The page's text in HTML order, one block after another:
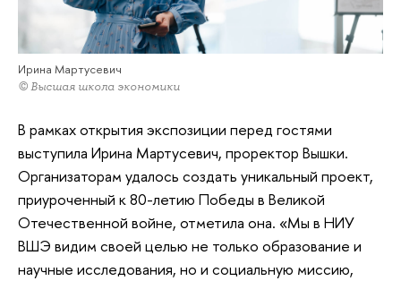
Ирина Мартусевич
© Высшая школа экономики
В рамках открытия экспозиции перед гостями
выступила Ирина Мартусевич, проректор Вышки.
Организаторам удалось создать уникальный проект,
приуроченный к 80-летию Победы в Великой
Отечественной войне, отметила она. «Мы в НИУ
ВШЭ видим своей целью не только образование и
научные исследования, но и социальную миссию,